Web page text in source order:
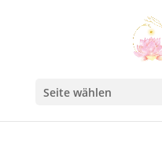
Seite wählen